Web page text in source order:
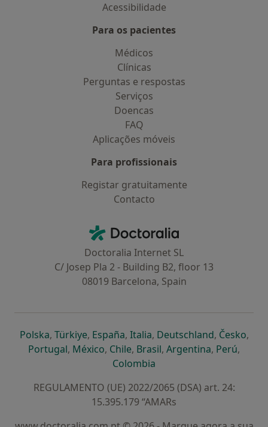
Acessibilidade
Para os pacientes
Médicos
Clínicas
Perguntas e respostas
Serviços
Doencas
FAQ
Aplicações móveis
Para profissionais
Registar gratuitamente
Contacto
Doctoralia - Homepage
Doctoralia Internet SL
C/ Josep Pla 2 - Building B2, floor 13
08019 Barcelona, Spain
Polskaabre num novo separador
, Türkiyeabre num novo separador
, Españaabre num novo separador
, Italiaabre num novo
, Deutschlandabre num
, Česko,
Portugalabre num novo separador
, Méxicoabre num novo separador
, Chileabre num novo separador
, Brasilabre num novo
, Argentinaabre num
, Perúabre
,
Colombia
REGULAMENTO (UE) 2022/2065 (DSA) art. 24:
15.395.179 “AMARs